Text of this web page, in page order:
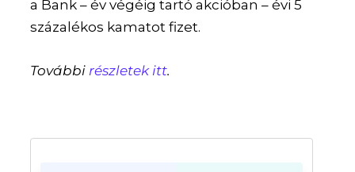
a Bank – év végéig tartó akcióban – évi 5
százalékos kamatot fizet.
További részletek itt.